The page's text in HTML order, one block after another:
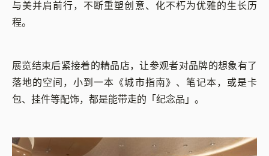
与美并肩前行，不断重塑创意、化不朽为优雅的生长历
程。
展览结束后紧接着的精品店，让参观者对品牌的想象有了
落地的空间，小到一本《城市指南》、笔记本，或是卡
包、挂件等配饰，都是能带走的「纪念品」。